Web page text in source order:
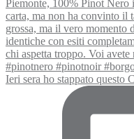
Ieri sera ho stappato questo